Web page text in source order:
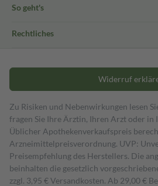
So geht's
Rechtliches
Widerruf
Zu Risiken und Nebenwirkungen lesen
fragen Sie Ihre Ärztin, Ihren Arzt oder in
Üblicher Apothekenverkaufspreis
Arzneimittelpreisverordnung. UVP:
Preisempfehlung des Herstellers. Die
beinhalten die gesetzlich
zzgl. 3,95 € Versandkosten. Ab 29,00 €